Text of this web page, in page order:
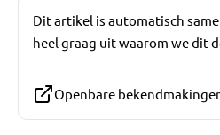
Dit artikel is automatisch
heel graag uit waarom we dit
Openbare